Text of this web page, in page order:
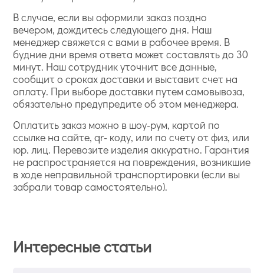
В случае, если вы оформили заказ поздно
вечером, дождитесь следующего дня. Наш
менеджер свяжется с вами в рабочее время. В
будние дни время ответа может составлять до 30
минут. Наш сотрудник уточнит все данные,
сообщит о сроках доставки и выставит счет на
оплату. При выборе доставки путем самовывоза,
обязательно предупредите об этом менеджера.
Оплатить заказ можно в шоу-рум, картой по
ссылке на сайте, qr- коду, или по счету от физ, или
юр. лиц. Перевозите изделия аккуратно. Гарантия
не распространяется на повреждения, возникшие
в ходе неправильной транспортировки (если вы
забрали товар самостоятельно).
Интересные статьи